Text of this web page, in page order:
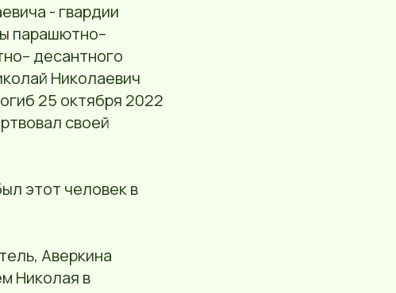
- гвардии
парашютно–
десантного
Николаевич
25 октября 2022
своей
этот человек в
Аверкина
Николая в